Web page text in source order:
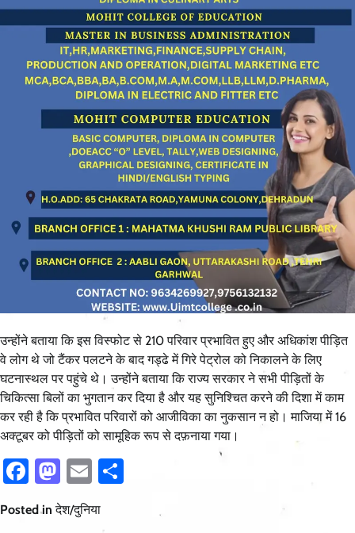
उन्होंने बताया कि इस विस्फोट से 210 परिवार प्रभावित हुए और अधिकांश पीड़ित
वे लोग थे जो टैंकर पलटने के बाद गड्ढे में गिरे पेट्रोल को निकालने के लिए
घटनास्थल पर पहुंचे थे। उन्होंने बताया कि राज्य सरकार ने सभी पीड़ितों के
चिकित्सा बिलों का भुगतान कर दिया है और यह सुनिश्चित करने की दिशा में काम
कर रही है कि प्रभावित परिवारों को आजीविका का नुकसान न हो। माजिया में 16
अक्टूबर को पीड़ितों को सामूहिक रूप से दफ़नाया गया।
Facebook
Mastodon
Email
Posted inदेश/दुनिया